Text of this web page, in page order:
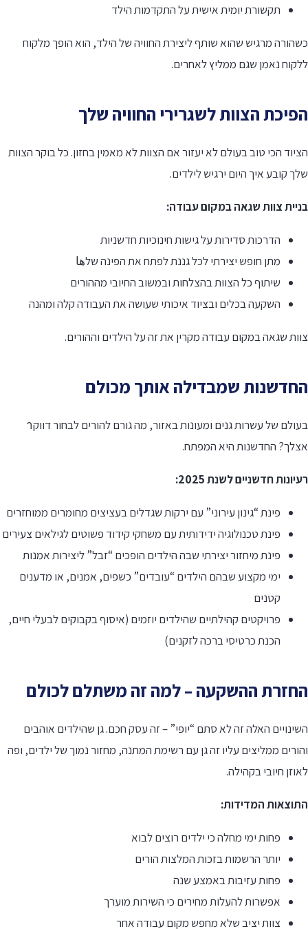
תקשורת יומית אישית על התקדמות הילד
מרגיש שהוא שותף ליצירת החוויה של הילד, הוא הופך מלקוח
נאמן שגם ממליץ לאחרים.
הצוות לשגרירי החוויה שלך
הכי טוב בעולם לא יעזור אם הצוות לא מאמין בחזון. כל בוקר הצוות
קובע איך היום ירגיש לילדים.
צוות שגאה במקום עבודה:
הדרכות סדירות על גישות חינוכיות חדשניות
מתן חופש יצירתי לכל גננת לפתח את הפינה שלها
שיתוף כל הצוות בהצלחות ובמשוב החיובי מההורים
השקעה בכלים ובציוד איכותי שעושה את העבודה קלה ומהנה
שגאה במקום עבודה מקרין את זה על הילדים וההורים.
שמבדילה אותך מכולם
בעולם של עשרות גנים ומעונות באזור, מה גורם להורים לבחור דווקา
החדשנות היא המפתח.
חדשניים לשנת 2025:
פינת “גינון עירוני” עם ירקות שגדלים בעציצים מחומרים ממוחזרים
פינת טכנולוגיה ידידותית עם משחקי קידוד פשוטים לגילאים צעירים
פינת מיחזור יצירתי שבה הילדים הופכים “זבל” ליצירות אמנות
ימי מקצוע שבהם הילדים “עובדים” כשפים, אמנים, או מדענים
קטנים
פרויקטים קהילתיים שהילדים יוזמים (איסוף בקבוקים לבעלי חיים,
הכנת כרטיסי ברכה לזקנים)
ההשקעה – למה זה משתלם לכולם
האלה זה לא סתם “יופי” – זה עסק חכם. גן שהילדים אוהבים
ממליצים עליו זה גן עם רשימת המתנה, מחזור נמוך של ילדים, ופה
חיובי בקהילה.
המדידות:
פחות ימי מחלה כי ילדים רוצים לבוא
יותר הרשמות בזכות המלצות הורים
פחות עזיבות באמצע שנה
אפשרות להעלות מחירים כי השירות מוערך
צוות יציב שלא מחפש מקום עבודה אחר